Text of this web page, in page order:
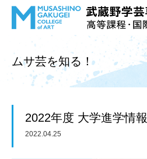
ムサ芸を知る！
2022年度 大学進学情報
2022.04.25